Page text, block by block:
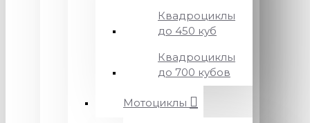
Квадроциклы
до 450 куб
Квадроциклы
до 700 кубов
Мотоциклы